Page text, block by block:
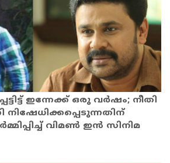
ഇന്നേക്ക് ഒരു വര്‍ഷം; നീതി
വിമണ്‍ ഇന്‍ സിനിമ